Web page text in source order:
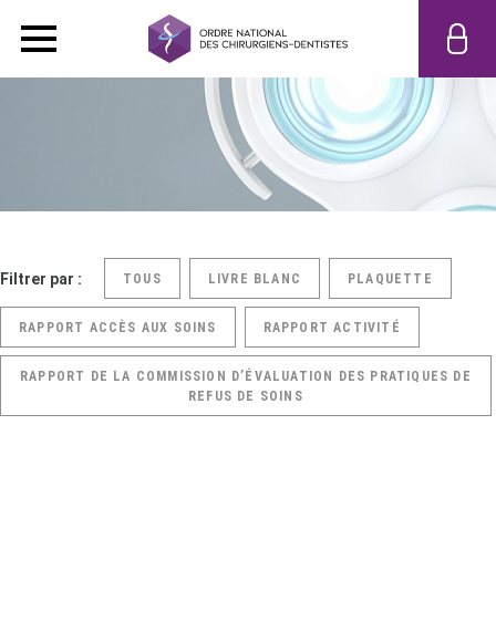
Filtrer par : TOUS LIVRE BLANC PLAQUETTE
RAPPORT ACCÈS AUX SOINS RAPPORT ACTIVITÉ
RAPPORT DE LA COMMISSION D’ÉVALUATION DES PRATIQUES DE
REFUS DE SOINS